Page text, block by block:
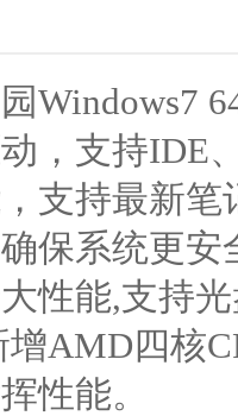
Windows7
，支持IDE
支持最新
保系统更安
性能,支持
增AMD四核
性能。